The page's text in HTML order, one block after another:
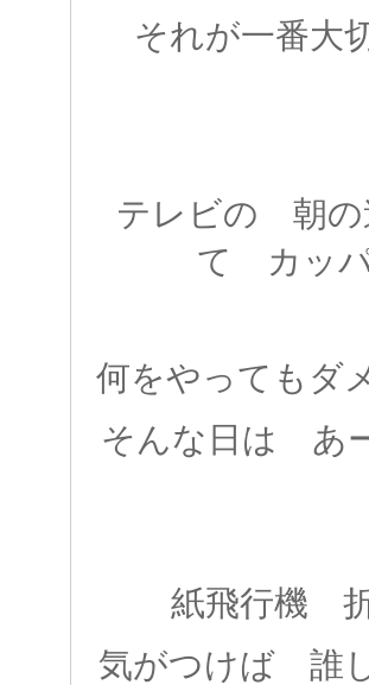
それが一番
テレビの 朝の
て カッ
何をやってもダ
そんな日は
紙飛行機
気がつけば 誰